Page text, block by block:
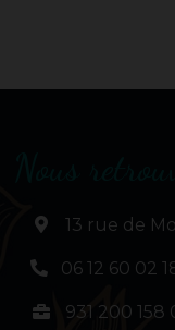
13 rue de
06 12 60 02
931 200 158